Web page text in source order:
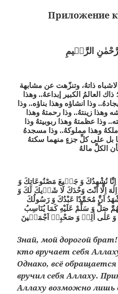
Приложение
الرَّحٖيمِ
ذاتهُ، وتنزّهت عن مشابهة
العالمُ الكبير إبداعهُ.. وهذا
وذا انشاؤه وهذا بناؤه.. وذا
وهذا زينتهُ.. وذا رحمتهُ وهذا
وذا عظمتهُ وهذا ربوبيتهُ وذا
وهذا مملوكهُ.. وذا مسجدهُ
بل على كلِّ جزءٍ منهما سكتهُ
الكلَّ مالهُ
اِنَّا نُشْهِدُكَ وَ جَمٖيعَ مَصْنُوعَاتِكَ وَ
اِلَّا اَنْتَ وَحْدَكَ لَا شَرٖيكَ لَكَ وَ
اَنَّ مُحَمَّدًا عَبْدُكَ وَ رَسُولُكَ
صَلِّ وَ سَلِّمْ عَلَيْهِ كَمَا يُنَاسِبُ
وَ عَلٰى اٰلِهٖ وَ صَحْبِهٖ اَجْمَعٖينَ
Знай, мой дорогой брат!
кто вручает себя
Однако, всё
вручил себя Аллаху.
Аллаху возможно лишь